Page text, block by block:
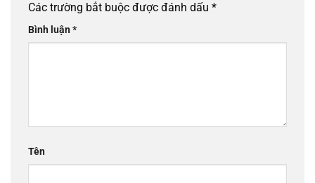
Các trường bắt buộc được đánh dấu *
Bình luận*
Tên